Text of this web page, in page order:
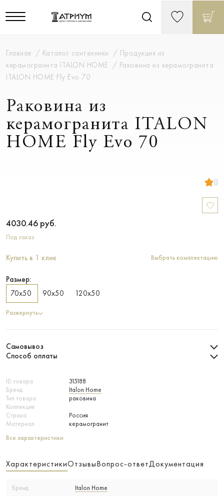
Главная Каталог сантехники
Продукция из
керамогранита ITALON HOME
Раковина из керамогранита
ITALON HOME Fly Evo 70
Раковина из
керамогранита ITALON
HOME Fly Evo 70
()
ID товара
315188
Бренд
Italon Home
Тип товара
раковина
Коллекция
Страна
Россия
Материал
керамогранит
Все характеристики
4030.46 руб.
Под заказ
Купить в 1 клик Выбрать комплектацию
Размер:
70х50
90х50 120х50
Развернуть
Самовывоз
Способ оплаты
ХарактеристикиОтзывыВопрос-ответДокументация
Бренд Italon Home